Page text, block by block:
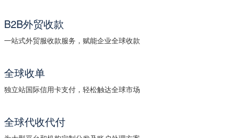
B2B外贸收款
一站式外贸服收款服务，赋能企业全球收款
全球收单
独立站国际信用卡支付，轻松触达全球市场
全球代收代付